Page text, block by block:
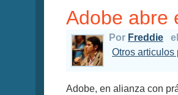
Adobe abre
Por Freddie
Otros articulos
Adobe, en alianza con